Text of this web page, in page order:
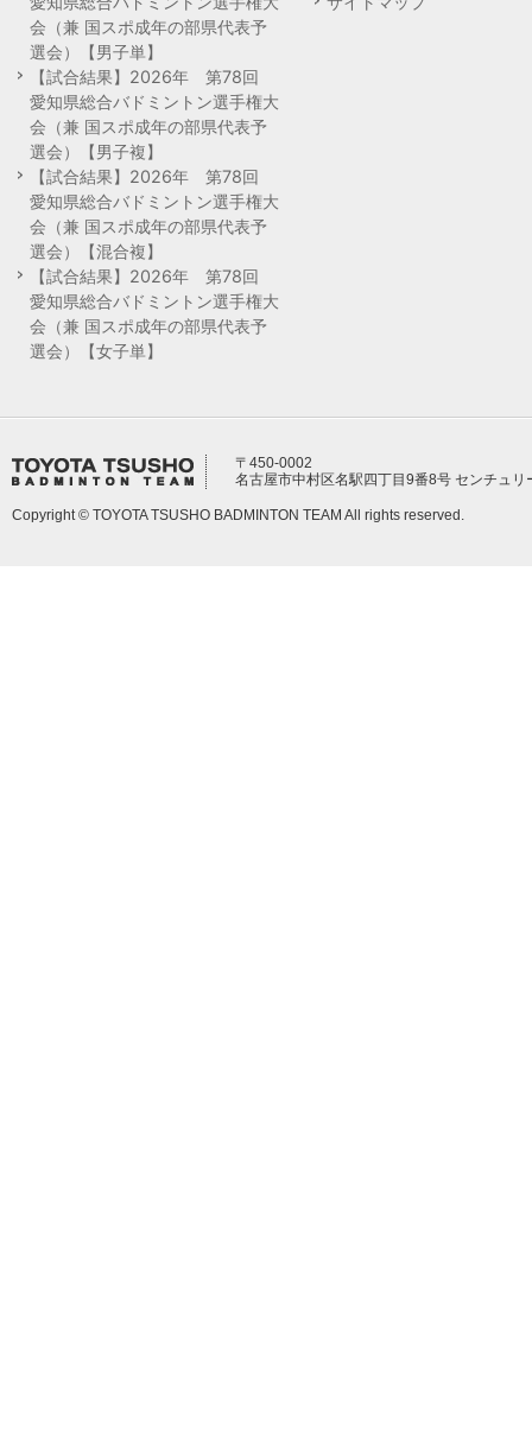
会（兼 国スポ成年の部県代表予
選会）【男子単】
【試合結果】2026年 第78回
愛知県総合バドミントン選手権大
会（兼 国スポ成年の部県代表予
選会）【男子複】
【試合結果】2026年 第78回
愛知県総合バドミントン選手権大
会（兼 国スポ成年の部県代表予
選会）【混合複】
【試合結果】2026年 第78回
愛知県総合バドミントン選手権大
会（兼 国スポ成年の部県代表予
選会）【女子単】
〒450-0002
名古屋市中村区名駅四丁目9番8号 センチュリ
Copyright © TOYOTA TSUSHO BADMINTON TEAM All rights reserved.